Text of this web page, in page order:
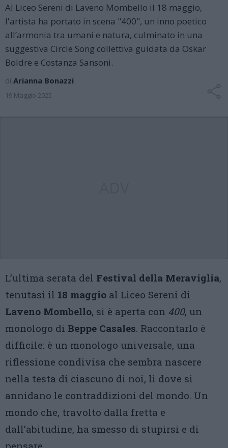
Al Liceo Sereni di Laveno Mombello il 18 maggio,
l'artista ha portato in scena "400", un inno poetico
all’armonia tra umani e natura, culminato in una
suggestiva Circle Song collettiva guidata da Oskar
Boldre e Costanza Sansoni.
di Arianna Bonazzi
19 Maggio 2025
L’ultima serata del Festival della Meraviglia,
tenutasi il 18 maggio al Liceo Sereni di
Laveno Mombello, si è aperta con 400, un
monologo di Beppe Casales. Raccontarlo è
difficile: è un monologo universale, una
riflessione condivisa che sembra nascere
nella testa di ciascuno di noi, lì dove si
annidano le contraddizioni del mondo. Un
mondo che, travolto dalla fretta e
dall’abitudine, ha smesso di stupirsi e di